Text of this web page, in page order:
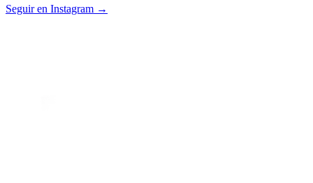
Seguir en Instagram →